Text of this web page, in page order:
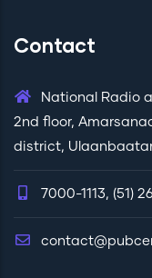
Contact
National Radio
2nd floor,
district,
7000-1113, (51)